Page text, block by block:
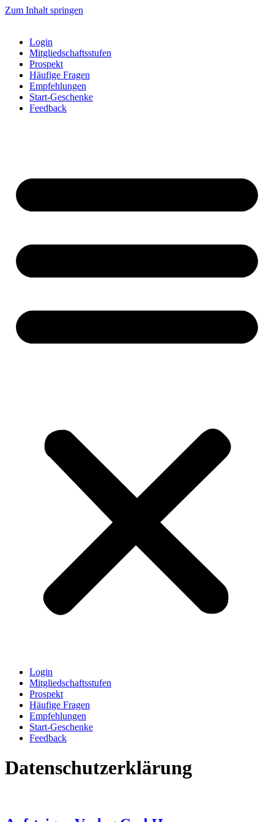
Zum Inhalt springen
Login
Mitgliedschaftsstufen
Prospekt
Häufige Fragen
Empfehlungen
Start-Geschenke
Feedback
Login
Mitgliedschaftsstufen
Prospekt
Häufige Fragen
Empfehlungen
Start-Geschenke
Feedback
Datenschutzerklärung